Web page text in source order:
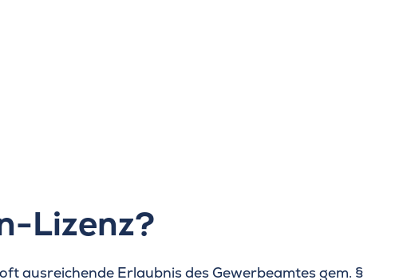
Lizenz?
ausreichende Erlaubnis des Gewerbeamtes gem. §